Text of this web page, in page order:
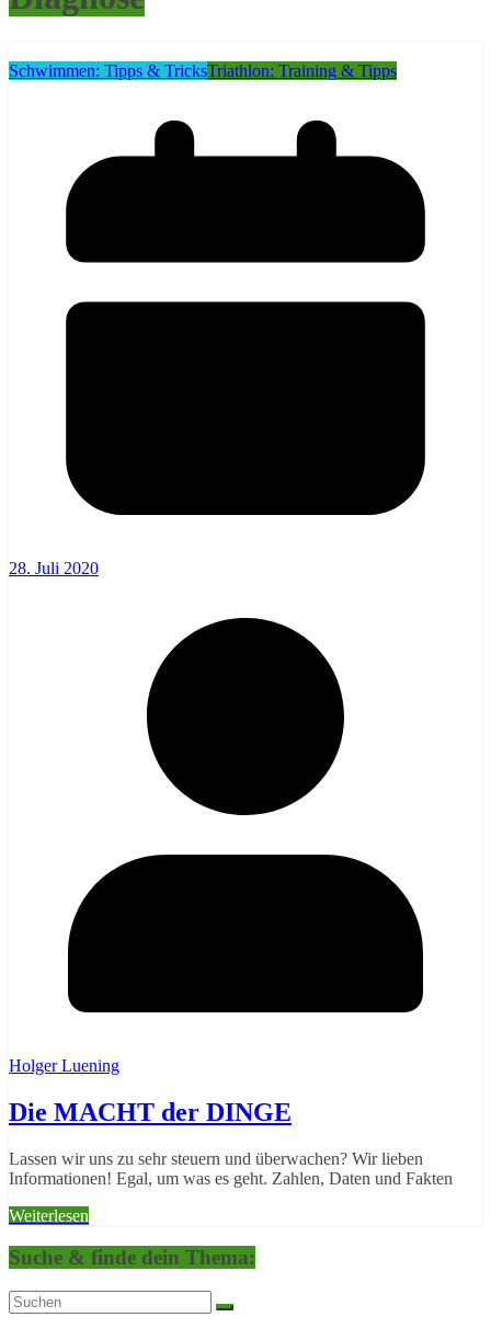
Schwimmen: Tipps & TricksTriathlon: Training & Tipps
28. Juli 2020
Holger Luening
Die MACHT der DINGE
Lassen wir uns zu sehr steuern und überwachen? Wir lieben
Informationen! Egal, um was es geht. Zahlen, Daten und Fakten
Weiterlesen
Suche & finde dein Thema: